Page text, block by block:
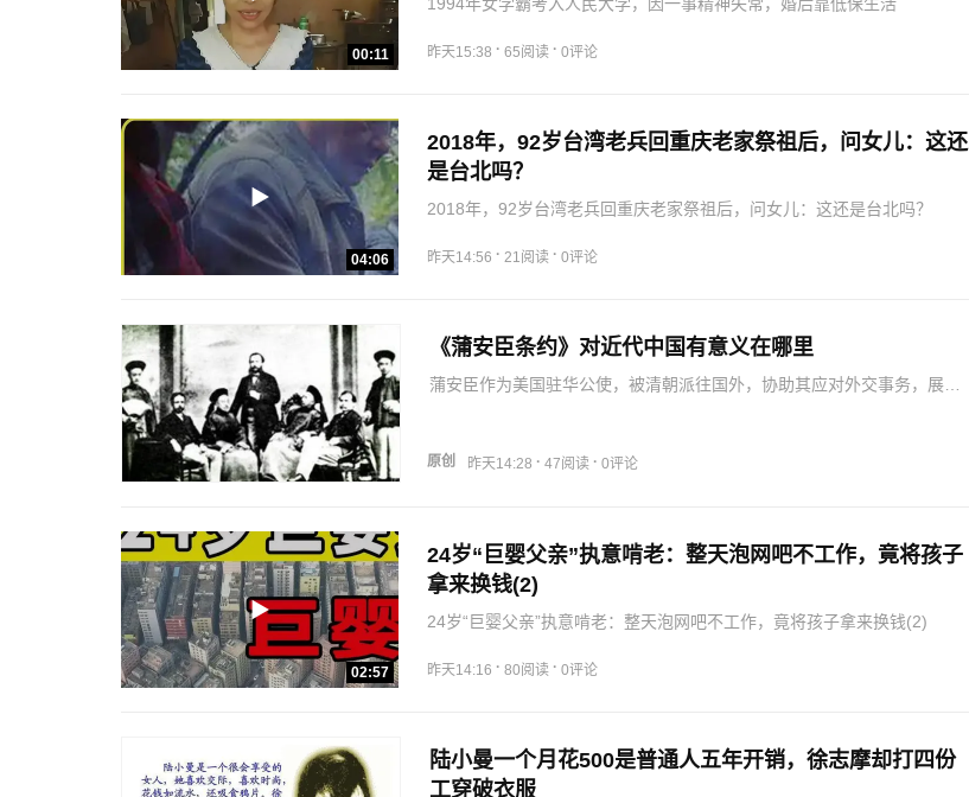
00:11 昨天15:38 · 65阅读 · 0评论
04:06
2018年，92岁台湾老兵回重庆老家祭祖后，问女儿：这还
是台北吗？
2018年，92岁台湾老兵回重庆老家祭祖后，问女儿：这还是台北吗？
昨天14:56 · 21阅读 · 0评论
《蒲安臣条约》对近代中国有意义在哪里
蒲安臣作为美国驻华公使，被清朝派往国外，协助其应对外交事务，展现
原创 昨天14:28 · 47阅读 · 0评论
02:57
24岁“巨婴父亲”执意啃老：整天泡网吧不工作，竟将孩子
拿来换钱(2)
24岁“巨婴父亲”执意啃老：整天泡网吧不工作，竟将孩子拿来换钱(2)
昨天14:16 · 80阅读 · 0评论
陆小曼一个月花500是普通人五年开销，徐志摩却打四份
工穿破衣服